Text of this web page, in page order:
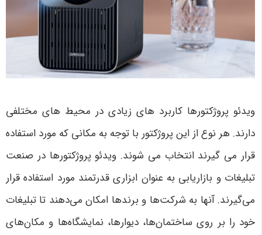
ویدئو پروژکتورها کاربرد های زیادی در محیط های مختلفی
دارند. هر نوع از این پروژکتور با توجه به مکانی که مورد استفاده
قرار می گیرند انتخاب می شوند. ویدئو پروژکتورها در صنعت
تبلیغات و بازاریابی به عنوان ابزاری قدرتمند مورد استفاده قرار
می‌گیرند. آنها به شرکت‌ها و برندها امکان می‌دهند تا تبلیغات
خود را بر روی ساختمان‌ها، دیوارها، نمایشگاه‌ها و مکان‌های